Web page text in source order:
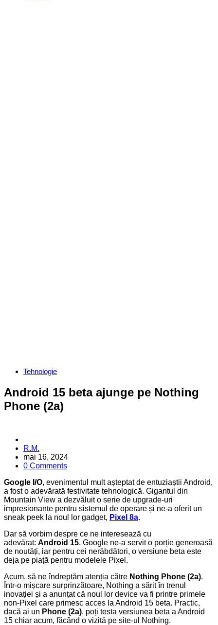
Categories
Tehnologie
Android 15 beta ajunge pe Nothing
Phone (2a)
Posted
by
R.M.
mai 16, 2024
0 Comments
Google I/O, evenimentul mult așteptat de entuziaștii Android,
a fost o adevărată festivitate tehnologică. Gigantul din
Mountain View a dezvăluit o serie de upgrade-uri
impresionante pentru sistemul de operare și ne-a oferit un
sneak peek la noul lor gadget, Pixel 8a.
Dar să vorbim despre ce ne interesează cu
adevărat: Android 15. Google ne-a servit o porție generoasă
de noutăți, iar pentru cei nerăbdători, o versiune beta este
deja pe piață pentru modelele Pixel.
Acum, să ne îndreptăm atenția către Nothing Phone (2a).
Într-o mișcare surprinzătoare, Nothing a sărit în trenul
inovației și a anunțat că noul lor device va fi printre primele
non-Pixel care primesc acces la Android 15 beta. Practic,
dacă ai un Phone (2a), poți testa versiunea beta a Android
15 chiar acum, făcând o vizită pe site-ul Nothing.